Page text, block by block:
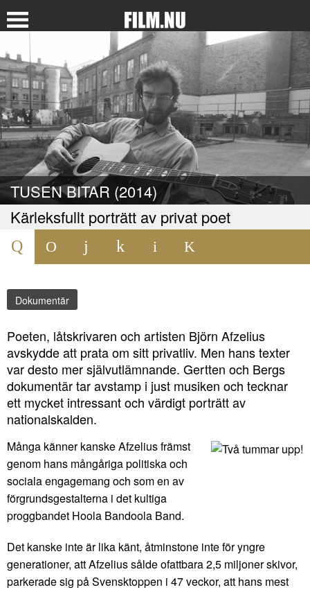
TUSEN BITAR (2014)
Kärleksfullt porträtt av privat poet
Dokumentär
Poeten, låtskrivaren och artisten Björn Afzelius
avskydde att prata om sitt privatliv. Men hans texter
var desto mer självutlämnande. Gertten och Bergs
dokumentär tar avstamp i just musiken och tecknar
ett mycket intressant och värdigt porträtt av
nationalskalden.
Många känner kanske Afzelius främst
genom hans mångåriga politiska och
sociala engagemang och som en av
förgrundsgestalterna i det kultiga
proggbandet Hoola Bandoola Band.
Det kanske inte är lika känt, åtminstone inte för yngre
generationer, att Afzelius sålde ofattbara 2,5 miljoner skivor,
parkerade sig på Svensktoppen i 47 veckor, att hans mest